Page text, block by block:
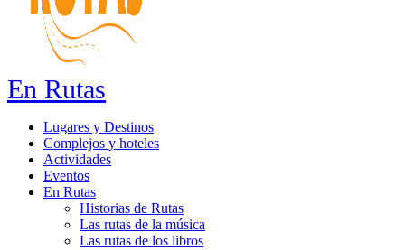
En Rutas
Lugares y Destinos
Complejos y hoteles
Actividades
Eventos
En Rutas
Historias de Rutas
Las rutas de la música
Las rutas de los libros